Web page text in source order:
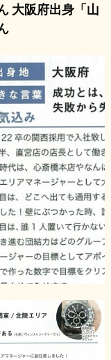
大阪府出身「山